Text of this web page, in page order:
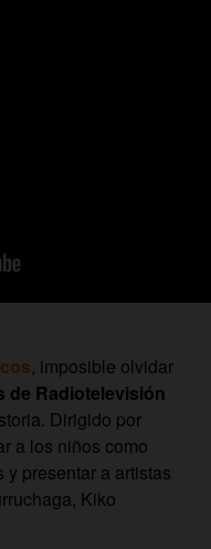
, imposible olvidar
de Radiotelevisión
Dirigido por
a los niños como
presentar a artistas
Kiko